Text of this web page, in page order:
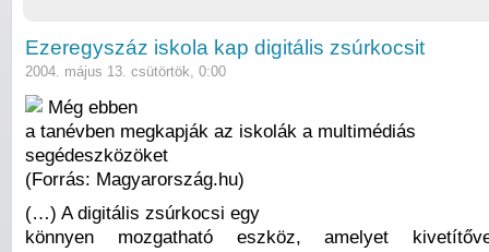
Ezeregyszáz iskola kap digitális zsúrkocsit
2004. május 13. csütörtök, 0:00
Még ebben
a tanévben megkapják az iskolák a multimédiás
segédeszközöket
(Forrás: Magyarország.hu)
(…) A digitális zsúrkocsi egy
könnyen mozgatható eszköz, amelyet